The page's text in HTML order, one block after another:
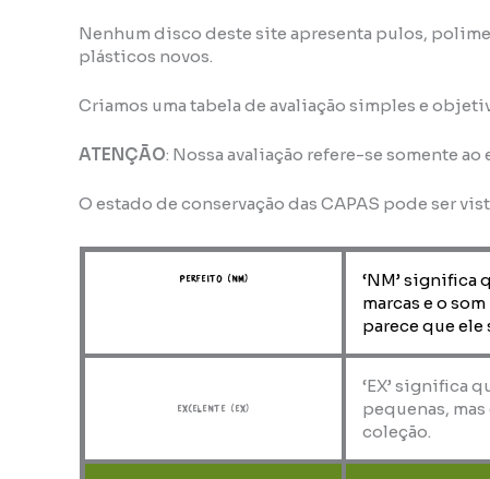
Nenhum disco deste site apresenta pulos,
plásticos novos.
Criamos uma tabela de avaliação simples e
ATENÇÃO: Nossa avaliação refere-se somente
O estado de conservação das CAPAS pode ser
perfeito (NM)
‘NM’ significa
marcas e o
parece que ele
Excelente (EX)
‘EX’ significa
pequenas,
coleção.